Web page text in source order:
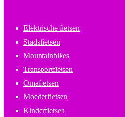
Elektrische fietsen
Stadsfietsen
Mountainbikes
Transportfietsen
Omafietsen
Moederfietsen
Kinderfietsen